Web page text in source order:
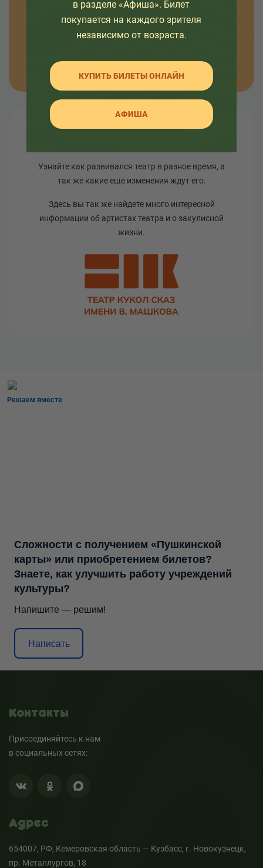
Узнайте как развивался театр в разное время, а
так же какие еще изменения ждут его.
Здесь вы так же найдете много интересной
информации об артистах театра и о закулисной
жизни.
Решаем вместе
Сложности с получением «Пушкинской
карты» или приобретением билетов?
Знаете, как улучшить работу учреждений
культуры?
Напишите — решим!
Написать
Контакты
Присоединяйтесь к нам
в социальных сетях:
Адрес
654007, РФ, Кемеровская область — Кузбасс, г. Новокузнецк,
пр. Металлургов, 18
в разделе «Афиша». Билет
покупается на каждого зрителя
независимо от возраста.
КУПИТЬ БИЛЕТЫ ОНЛАЙН
АФИША